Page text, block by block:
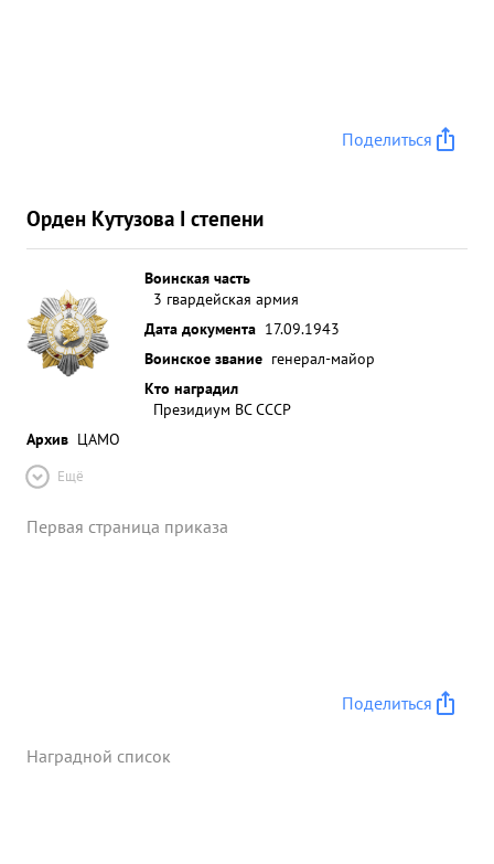
Поделиться
Орден Кутузова I степени
Воинская часть
3 гвардейская армия
Дата документа 17.09.1943
Воинское звание генерал-майор
Кто наградил
Президиум ВС СССР
Архив ЦАМО
Ещё
Первая страница приказа
Поделиться
Наградной список